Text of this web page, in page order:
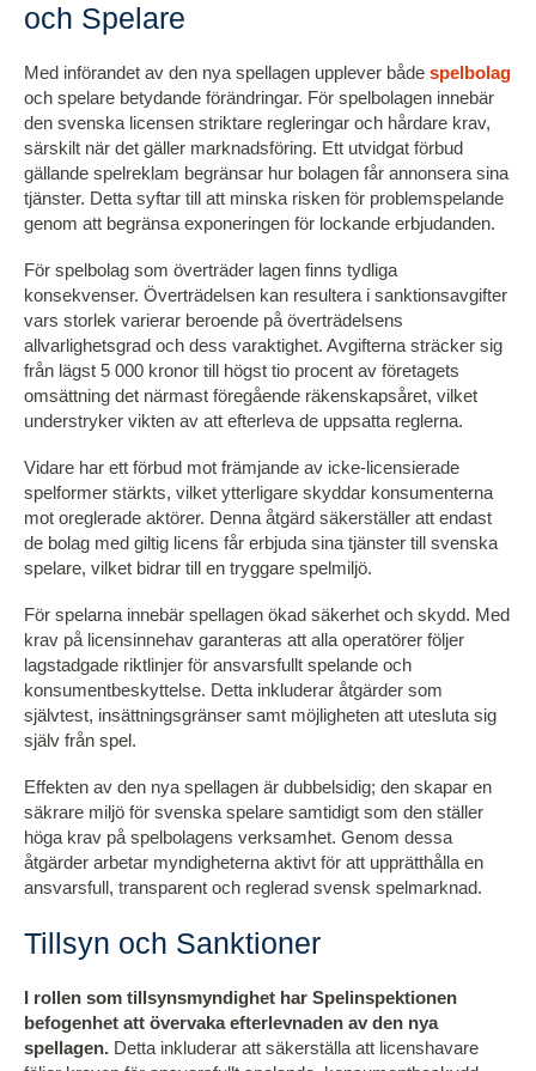
och Spelare
Med införandet av den nya spellagen upplever både spelbolag
och spelare betydande förändringar. För spelbolagen innebär
den svenska licensen striktare regleringar och hårdare krav,
särskilt när det gäller marknadsföring. Ett utvidgat förbud
gällande spelreklam begränsar hur bolagen får annonsera sina
tjänster. Detta syftar till att minska risken för problemspelande
genom att begränsa exponeringen för lockande erbjudanden.
För spelbolag som överträder lagen finns tydliga
konsekvenser. Överträdelsen kan resultera i sanktionsavgifter
vars storlek varierar beroende på överträdelsens
allvarlighetsgrad och dess varaktighet. Avgifterna sträcker sig
från lägst 5 000 kronor till högst tio procent av företagets
omsättning det närmast föregående räkenskapsåret, vilket
understryker vikten av att efterleva de uppsatta reglerna.
Vidare har ett förbud mot främjande av icke-licensierade
spelformer stärkts, vilket ytterligare skyddar konsumenterna
mot oreglerade aktörer. Denna åtgärd säkerställer att endast
de bolag med giltig licens får erbjuda sina tjänster till svenska
spelare, vilket bidrar till en tryggare spelmiljö.
För spelarna innebär spellagen ökad säkerhet och skydd. Med
krav på licensinnehav garanteras att alla operatörer följer
lagstadgade riktlinjer för ansvarsfullt spelande och
konsumentbeskyttelse. Detta inkluderar åtgärder som
självtest, insättningsgränser samt möjligheten att utesluta sig
själv från spel.
Effekten av den nya spellagen är dubbelsidig; den skapar en
säkrare miljö för svenska spelare samtidigt som den ställer
höga krav på spelbolagens verksamhet. Genom dessa
åtgärder arbetar myndigheterna aktivt för att upprätthålla en
ansvarsfull, transparent och reglerad svensk spelmarknad.
Tillsyn och Sanktioner
I rollen som tillsynsmyndighet har Spelinspektionen
befogenhet att övervaka efterlevnaden av den nya
spellagen. Detta inkluderar att säkerställa att licenshavare